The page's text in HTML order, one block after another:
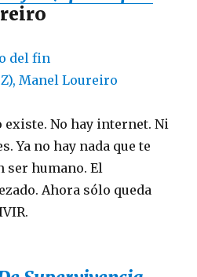
No hay internet. Ni
Ya no hay nada que te
ser humano. El
Ahora sólo queda